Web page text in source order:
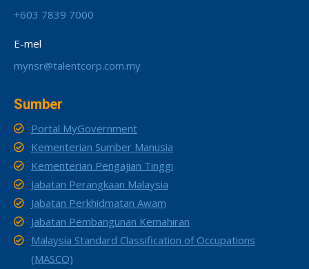
+603 7839 7000
E-mel
mynsr@talentcorp.com.my
Sumber
Portal MyGovernment
Kementerian Sumber Manusia
Kementerian Pengajian Tinggi
Jabatan Perangkaan Malaysia
Jabatan Perkhidmatan Awam
Jabatan Pembangunan Kemahiran
Malaysia Standard Classification of Occupations
(MASCO)